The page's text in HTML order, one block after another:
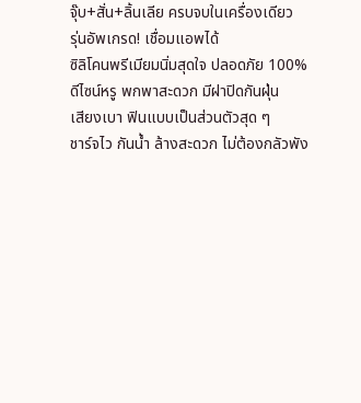
จุ๊บ+สั่น+ลิ้นเลีย ครบจบในเครื่องเดียว
รุ่นอัพเกรด! เชื่อมแอพได้
ซิลิโคนพรีเมียมนิ่มสุดใจ ปลอดภัย 100%
ดีไซน์หรู พกพาสะดวก มีฝาปิดกันฝุ่น
เสียงเบา ฟินแบบเป็นส่วนตัวสุด ๆ
ชาร์จไว กันน้ำ ล้างสะดวก ไม่ต้องกลัวพัง